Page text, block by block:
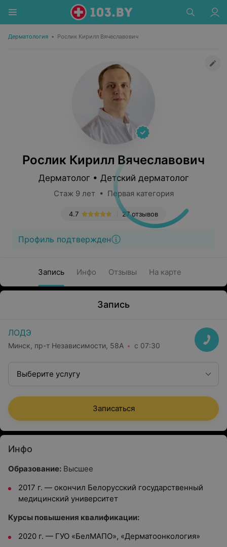
Дерматология • Рослик Кирилл Вячеславович
Рослик Кирилл Вячеславович
Дерматолог • Детский дерматолог
Стаж 9 лет • Первая категория
27 отзывов
4.7
Профиль подтвержден
Запись Инфо Отзывы На карте
Запись
ЛОДЭ
Минск, пр-т Независимости, 58А с 07:30
Выберите услугу
Записаться
Инфо
Образование: Высшее
2017 г. — окончил Белорусский государственный
медицинский университет
Курсы повышения квалификации:
2020 г. — ГУО «БелМАПО», «Дерматоонкология»